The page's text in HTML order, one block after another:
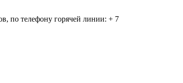
по телефону горячей линии: + 7